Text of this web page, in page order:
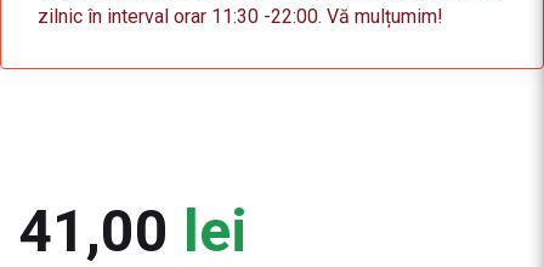
zilnic în interval orar 11:30 -22:00. Vă mulțumim!
41,00 lei